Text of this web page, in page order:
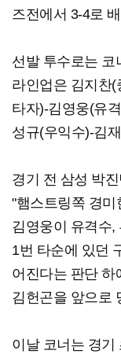
즈전에서 3-4로
선발 투수로는 코
라인업은 김지찬(
타자)-김영웅(유
성규(우익수)-김
경기 전 삼성 박
"햄스트링쪽 경미
김영웅이 유격수,
1번 타순에 있던
어진다는 판단 하
김헌곤을 앞으로
이날 코너는 경기